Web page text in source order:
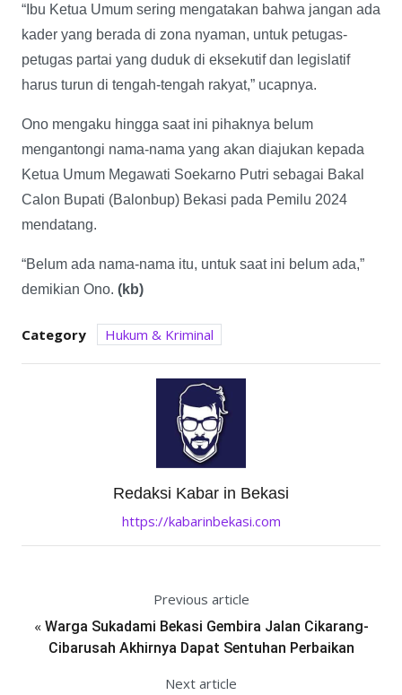
“Ibu Ketua Umum sering mengatakan bahwa jangan ada
kader yang berada di zona nyaman, untuk petugas-
petugas partai yang duduk di eksekutif dan legislatif
harus turun di tengah-tengah rakyat,” ucapnya.
Ono mengaku hingga saat ini pihaknya belum
mengantongi nama-nama yang akan diajukan kepada
Ketua Umum Megawati Soekarno Putri sebagai Bakal
Calon Bupati (Balonbup) Bekasi pada Pemilu 2024
mendatang.
“Belum ada nama-nama itu, untuk saat ini belum ada,”
demikian Ono. (kb)
Category Hukum & Kriminal
Redaksi Kabar in Bekasi
https://kabarinbekasi.com
Previous article
« Warga Sukadami Bekasi Gembira Jalan Cikarang-
Cibarusah Akhirnya Dapat Sentuhan Perbaikan
Next article